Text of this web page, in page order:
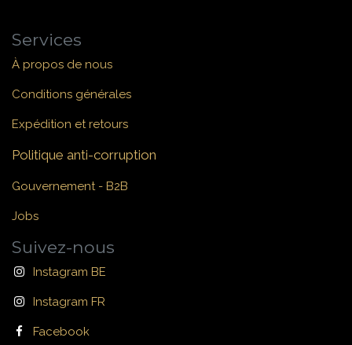
Services
À propos de nous
Conditions générales
Expédition et retours
Politique anti-corruption
Gouvernement - B2B
Jobs
Suivez-nous
Instagram BE
Instagram FR
Facebook